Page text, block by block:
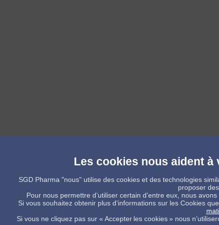
Les cookies nous aident
SGD Pharma "nous" utilise des cookies et des technologies
proposer
Pour nous permettre d’utiliser certain d’entre eux, nous
Si vous souhaitez obtenir plus d’informations sur les Cookies
Si vous ne cliquez pas sur « Accepter les cookies » nous